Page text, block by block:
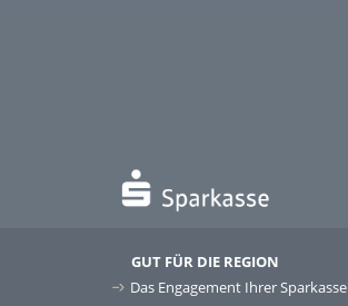
GUT FÜR DIE REGION
Das Engagement Ihrer Sparkasse